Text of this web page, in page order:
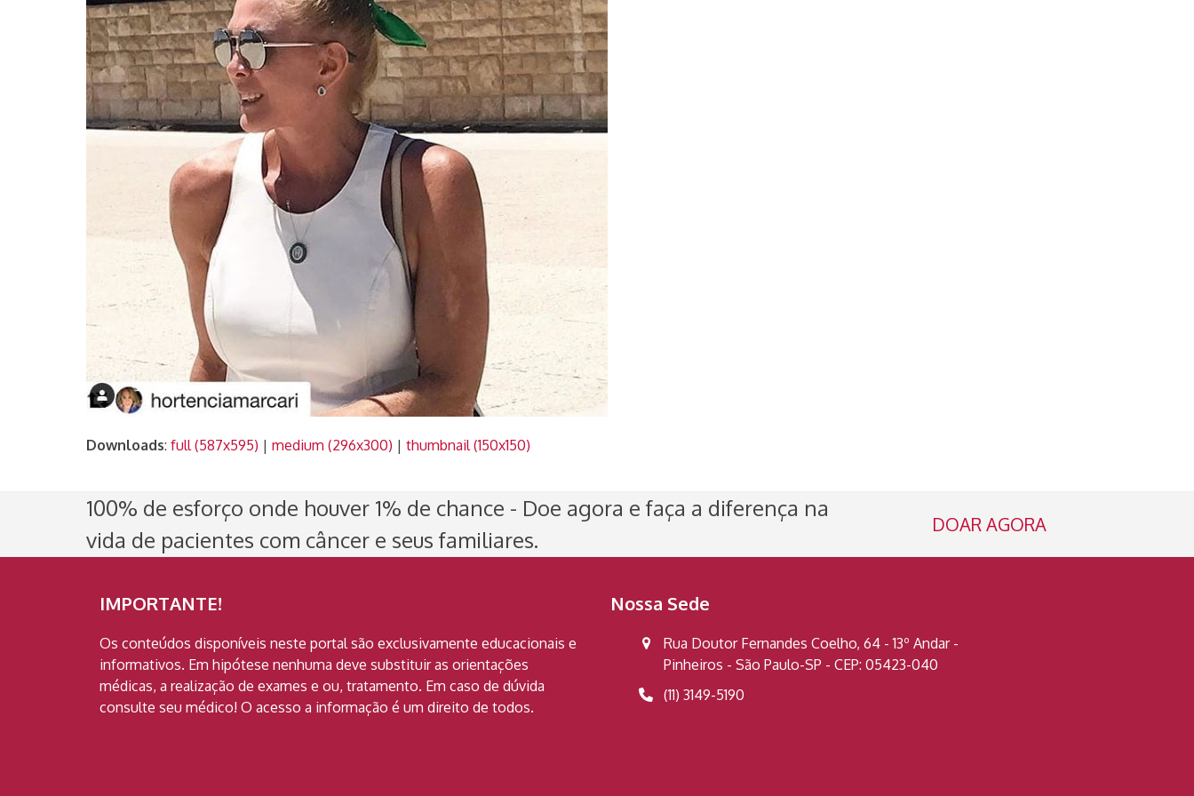
Downloads: full (587x595) | medium (296x300) | thumbnail (150x150)
100% de esforço onde houver 1% de chance - Doe agora e faça a diferença na
vida de pacientes com câncer e seus familiares.
DOAR AGORA
IMPORTANTE!
Os conteúdos disponíveis neste portal são exclusivamente educacionais e
informativos. Em hipótese nenhuma deve substituir as orientações
médicas, a realização de exames e ou, tratamento. Em caso de dúvida
consulte seu médico! O acesso a informação é um direito de todos.
Nossa Sede
Rua Doutor Fernandes Coelho, 64 - 13º Andar -
Pinheiros - São Paulo-SP - CEP: 05423-040
(11) 3149-5190